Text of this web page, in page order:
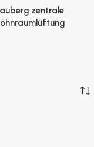
zentrale